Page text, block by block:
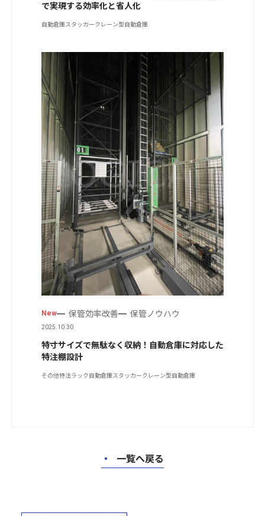
で実現する効率化と省人化
自動倉庫スタッカークレーン型自動倉庫
New 保管効率改善 保管ノウハウ
2025.10.30
特寸サイズで無駄なく収納！自動倉庫に対応した
特注棚設計
その他特注ラック自動倉庫スタッカークレーン型自動倉庫
・ 一覧へ戻る